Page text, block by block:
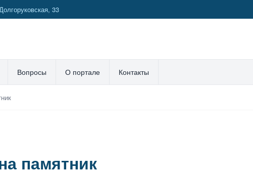
33
Вопросы О портале Контакты
памятник